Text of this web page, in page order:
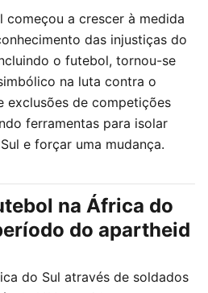
começou a crescer à medida
das injustiças do
o futebol, tornou-se
na luta contra o
exclusões de competições
ferramentas para isolar
e forçar uma mudança.
na África do
do apartheid
do Sul através de soldados